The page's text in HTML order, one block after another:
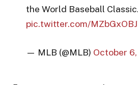
the World Baseball Classic.
pic.twitter.com/
— MLB (@MLB) October